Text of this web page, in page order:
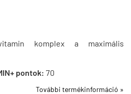
komplex a maximális
pontok: 70
További termékinformáció »